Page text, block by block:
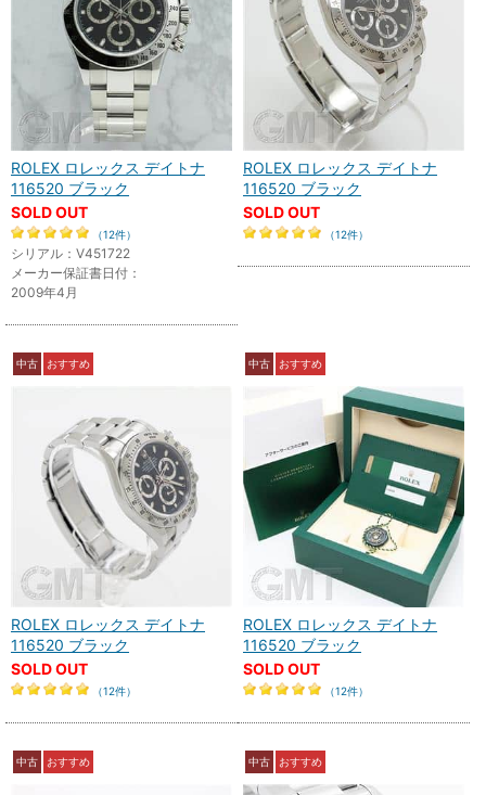
ROLEX ロレックス デイトナ
116520 ブラック
SOLD OUT
（12件）
シリアル：V451722
メーカー保証書日付：
2009年4月
ROLEX ロレックス デイトナ
116520 ブラック
SOLD OUT
（12件）
中古 おすすめ
ROLEX ロレックス デイトナ
116520 ブラック
SOLD OUT
（12件）
中古 おすすめ
ROLEX ロレックス デイトナ
116520 ブラック
SOLD OUT
（12件）
中古 おすすめ 中古 おすすめ